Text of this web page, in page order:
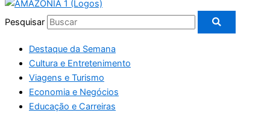
Pesquisar
Destaque da Semana
Cultura e Entretenimento
Viagens e Turismo
Economia e Negócios
Educação e Carreiras